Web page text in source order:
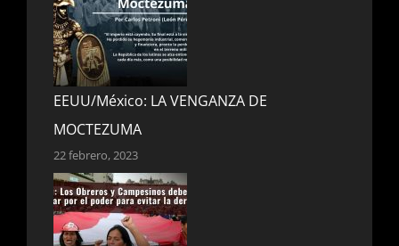
EEUU/México: LA VENGANZA DE
MOCTEZUMA
22 febrero, 2023